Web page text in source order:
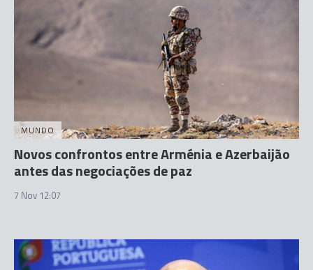
MUNDO
Novos confrontos entre Arménia e Azerbaijão
antes das negociações de paz
7 Nov 12:07